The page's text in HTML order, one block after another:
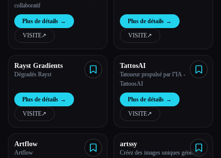
collaboratif
Plus de détails →
VISITE↗︎
Plus de détails →
VISITE↗︎
Rayst Gradients
Dégradés Rayst
Plus de détails →
VISITE↗︎
TattosAI
Tatoueur propulsé par l''IA -
TattoosAI
Plus de détails →
VISITE↗︎
Artflow
Artflow
artssy
Créez des images uniques générées